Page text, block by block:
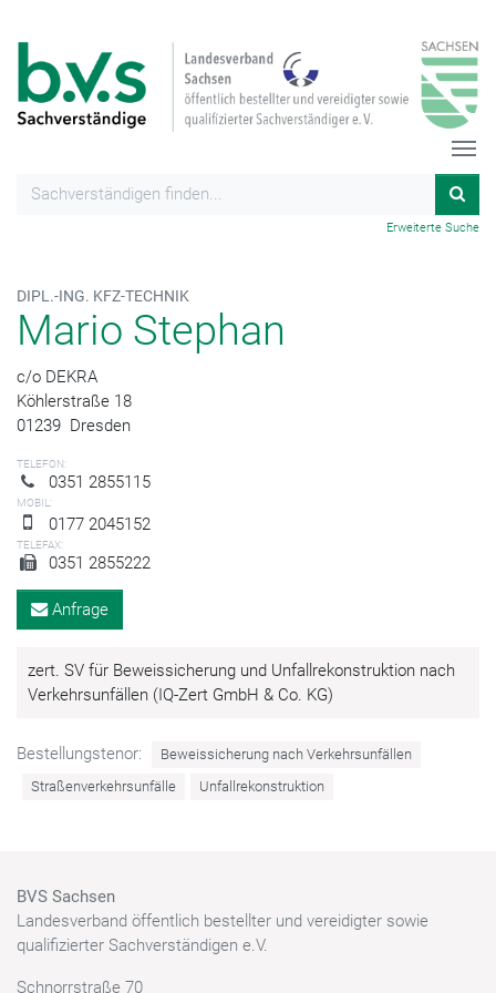
Erweiterte Suche
DIPL.-ING. KFZ-TECHNIK
Mario Stephan
c/o DEKRA
Köhlerstraße 18
01239 Dresden
TELEFON:
0351 2855115
MOBIL:
0177 2045152
TELEFAX:
0351 2855222
Anfrage
zert. SV für Beweissicherung und Unfallrekonstruktion nach
Verkehrsunfällen (IQ-Zert GmbH & Co. KG)
Bestellungstenor:
Beweissicherung nach Verkehrsunfällen
Straßenverkehrsunfälle
Unfallrekonstruktion
BVS Sachsen
Landesverband öffentlich bestellter und vereidigter sowie
qualifizierter Sachverständigen e.V.
Schnorrstraße 70